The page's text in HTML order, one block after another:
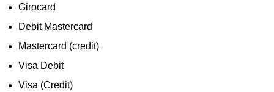
Girocard
Debit Mastercard
Mastercard (credit)
Visa Debit
Visa (Credit)